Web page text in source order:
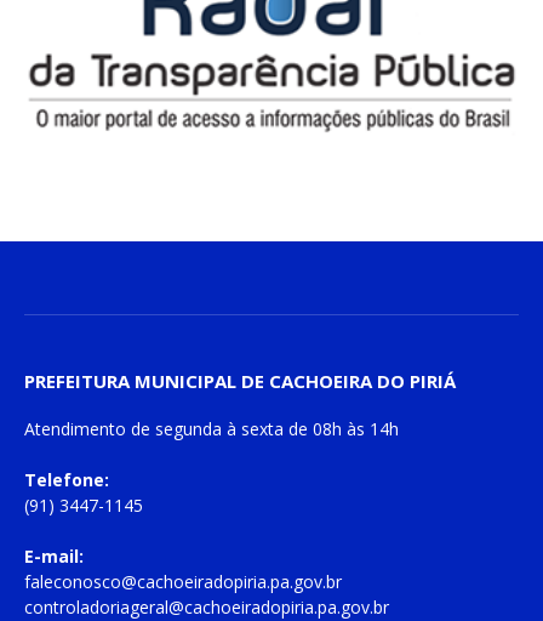
PREFEITURA MUNICIPAL DE CACHOEIRA DO PIRIÁ
Atendimento de segunda à sexta de 08h às 14h
Telefone:
(91) 3447-1145
E-mail:
faleconosco@cachoeiradopiria.pa.gov.br
controladoriageral@cachoeiradopiria.pa.gov.br